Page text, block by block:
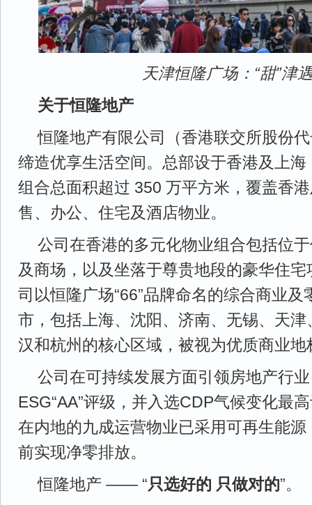
天津恒隆广场：“甜”津
关于恒隆地产
恒隆地产有限公司（香港联交所股份
缔造优享生活空间。总部设于香港及上
组合总面积超过 350 万平方米，覆盖香
售、办公、住宅及酒店物业。
公司在香港的多元化物业组合包括位
及商场，以及坐落于尊贵地段的豪华住
司以恒隆广场“66”品牌命名的综合商业
市，包括上海、沈阳、济南、无锡、天
汉和杭州的核心区域，被视为优质商业地
公司在可持续发展方面引领房地产行
ESG“AA”评级，并入选CDP气候变化最
在内地的九成运营物业已采用可再生能
前实现净零排放。
恒隆地产 —— “只选好的 只做对的”。